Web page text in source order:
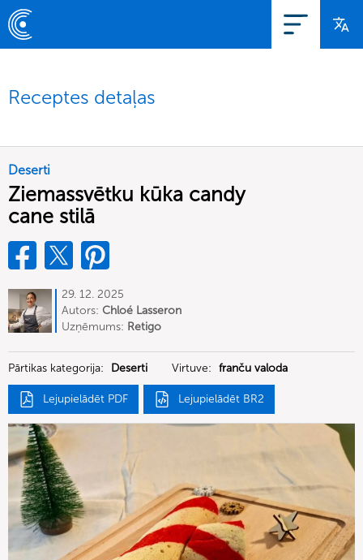
Receptes detaļas
Deserti
Ziemassvētku kūka candy
cane stilā
29. 12. 2025
Autors: Chloé Lasseron
Uzņēmums: Retigo
Pārtikas kategorija: Deserti Virtuve: franču valoda
Lejupielādēt PDF Lejupielādēt BR2